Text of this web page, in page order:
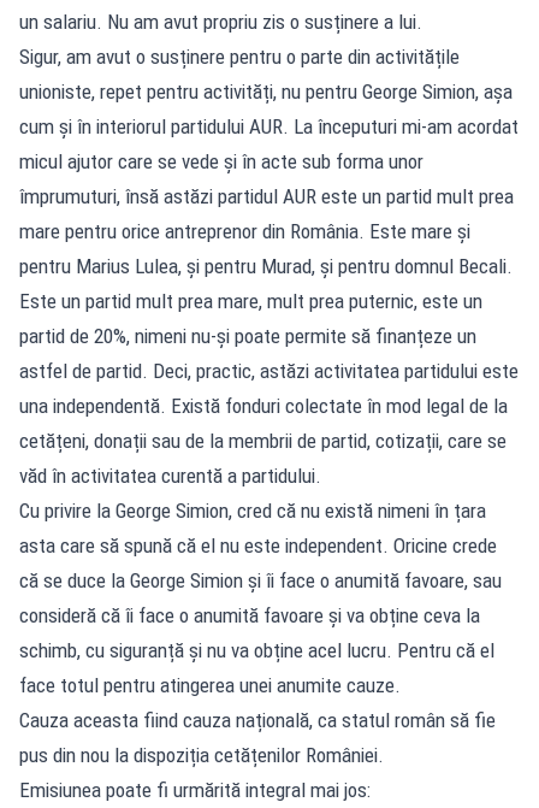
un salariu. Nu am avut propriu zis o susținere a lui.
Sigur, am avut o susținere pentru o parte din activitățile
unioniste, repet pentru activități, nu pentru George Simion, așa
cum și în interiorul partidului AUR. La începuturi mi-am acordat
micul ajutor care se vede și în acte sub forma unor
împrumuturi, însă astăzi partidul AUR este un partid mult prea
mare pentru orice antreprenor din România. Este mare și
pentru Marius Lulea, și pentru Murad, și pentru domnul Becali.
Este un partid mult prea mare, mult prea puternic, este un
partid de 20%, nimeni nu-și poate permite să finanțeze un
astfel de partid. Deci, practic, astăzi activitatea partidului este
una independentă. Există fonduri colectate în mod legal de la
cetățeni, donații sau de la membrii de partid, cotizații, care se
văd în activitatea curentă a partidului.
Cu privire la George Simion, cred că nu există nimeni în țara
asta care să spună că el nu este independent. Oricine crede
că se duce la George Simion și îi face o anumită favoare, sau
consideră că îi face o anumită favoare și va obține ceva la
schimb, cu siguranță și nu va obține acel lucru. Pentru că el
face totul pentru atingerea unei anumite cauze.
Cauza aceasta fiind cauza națională, ca statul român să fie
pus din nou la dispoziția cetățenilor României.
Emisiunea poate fi urmărită integral mai jos: